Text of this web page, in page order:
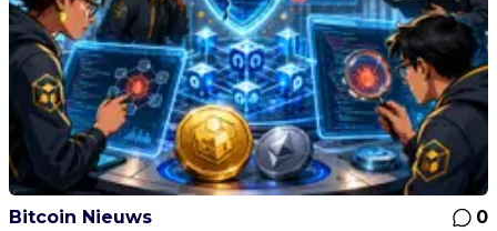
Bitcoin Nieuws
0